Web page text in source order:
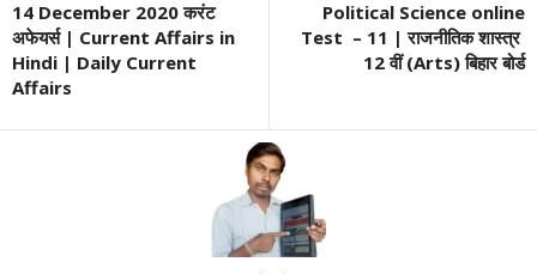
14 December 2020 करंट
अफेयर्स | Current Affairs in
Hindi | Daily Current
Affairs
Political Science online
Test – 11 | राजनीतिक शास्त्र
12 वीं (Arts) बिहार बोर्ड